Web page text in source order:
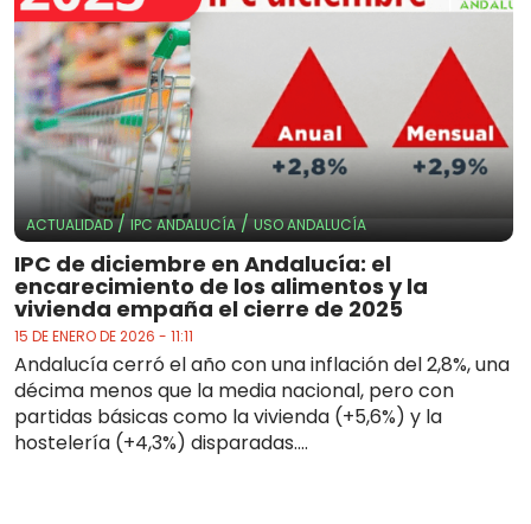
ACTUALIDAD/ IPC ANDALUCÍA / USO ANDALUCÍA
IPC de diciembre en Andalucía: el
encarecimiento de los alimentos y la
vivienda empaña el cierre de 2025
15 DE ENERO DE 2026 - 11:11
Andalucía cerró el año con una inflación del 2,8%, una
décima menos que la media nacional, pero con
partidas básicas como la vivienda (+5,6%) y la
hostelería (+4,3%) disparadas....